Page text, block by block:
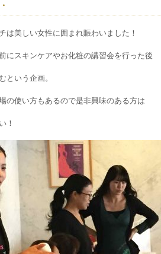
は美しい女性に囲まれ賑わいました！
にスキンケアやお化粧の講習会を行った後
という企画。
の使い方もあるので是非興味のある方は
！